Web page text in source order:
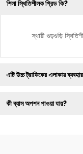
শিলা স্থিতিশীলক গ্রিড কি?
স্থায়ী গুড়গুড়ি
এটি উচ্চ ট্রাফিকের এলাকায়
কী ব্যাস অপশন পাওয়া যায়?